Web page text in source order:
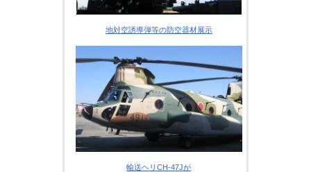
地対空誘導弾等の防空器材展示
輸送ヘリCH-47Jが